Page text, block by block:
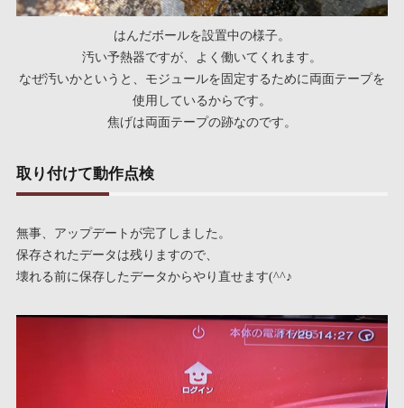
はんだボールを設置中の様子。
汚い予熱器ですが、よく働いてくれます。
なぜ汚いかというと、モジュールを固定するために両面テープを
使用しているからです。
焦げは両面テープの跡なのです。
取り付けて動作点検
無事、アップデートが完了しました。
保存されたデータは残りますので、
壊れる前に保存したデータからやり直せます(^^♪